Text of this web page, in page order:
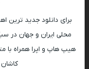
برای دانلود جدید ترین
محلی ایران و جهان در